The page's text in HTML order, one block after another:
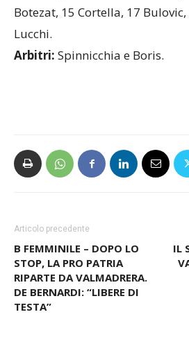
Morello, 5 Lubian, 7 Ferrara (L),
Bortoli (L), 11 Mancini, 12
Botezat, 15 Cortella, 17 Bulovic,
Articolo precedente
B FEMMINILE – DOPO LO
STOP, LA PRO PATRIA